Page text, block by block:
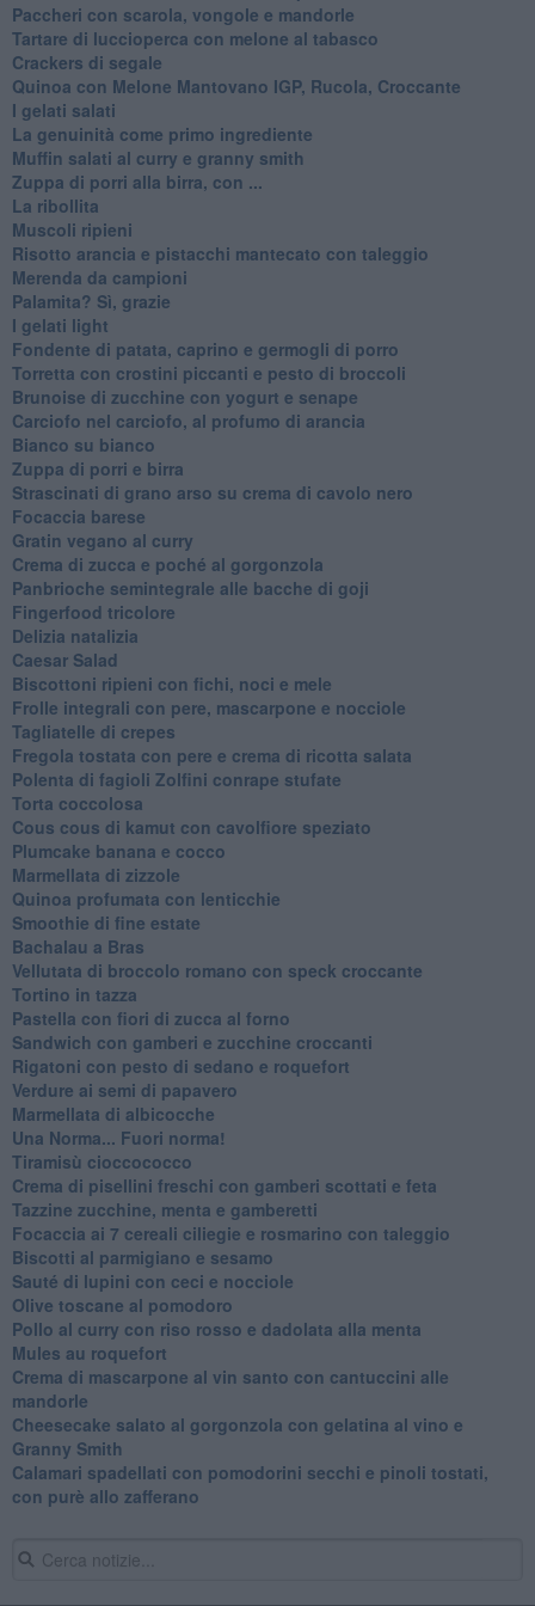
Paccheri con scarola, vongole e mandorle
Tartare di luccioperca con melone al tabasco
Crackers di segale
Quinoa con Melone Mantovano IGP, Rucola, Croccante
I gelati salati
La genuinità come primo ingrediente
Muffin salati al curry e granny smith
Zuppa di porri alla birra, con ...
La ribollita
Muscoli ripieni
Risotto arancia e pistacchi mantecato con taleggio
Merenda da campioni
Palamita? Sì, grazie
I gelati light
Fondente di patata, caprino e germogli di porro
Torretta con crostini piccanti e pesto di broccoli
Brunoise di zucchine con yogurt e senape
Carciofo nel carciofo, al profumo di arancia
Bianco su bianco
Zuppa di porri e birra
Strascinati di grano arso su crema di cavolo nero
Focaccia barese
Gratin vegano al curry
Crema di zucca e poché al gorgonzola
Panbrioche semintegrale alle bacche di goji
Fingerfood tricolore
Delizia natalizia
Caesar Salad
Biscottoni ripieni con fichi, noci e mele
Frolle integrali con pere, mascarpone e nocciole
Tagliatelle di crepes
Fregola tostata con pere e crema di ricotta salata
Polenta di fagioli Zolfini conrape stufate
Torta coccolosa
Cous cous di kamut con cavolfiore speziato
Plumcake banana e cocco
Marmellata di zizzole
Quinoa profumata con lenticchie
Smoothie di fine estate
Bachalau a Bras
Vellutata di broccolo romano con speck croccante
Tortino in tazza
Pastella con fiori di zucca al forno
Sandwich con gamberi e zucchine croccanti
Rigatoni con pesto di sedano e roquefort
Verdure ai semi di papavero
Marmellata di albicocche
Una Norma... Fuori norma!
Tiramisù cioccococco
Crema di pisellini freschi con gamberi scottati e feta
Tazzine zucchine, menta e gamberetti
Focaccia ai 7 cereali ciliegie e rosmarino con taleggio
Biscotti al parmigiano e sesamo
Sauté di lupini con ceci e nocciole
Olive toscane al pomodoro
Pollo al curry con riso rosso e dadolata alla menta
Mules au roquefort
Crema di mascarpone al vin santo con cantuccini alle
mandorle
Cheesecake salato al gorgonzola con gelatina al vino e
Granny Smith
Calamari spadellati con pomodorini secchi e pinoli tostati,
con purè allo zafferano